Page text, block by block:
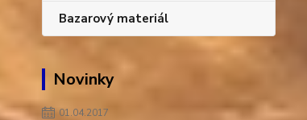
Bazarový materiál
Novinky
01.04.2017